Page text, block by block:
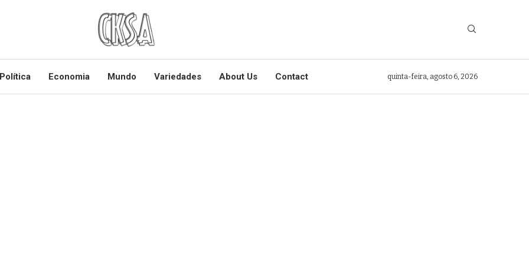
Economia Mundo Variedades About Us Contact quinta-feira, agosto 6, 2026